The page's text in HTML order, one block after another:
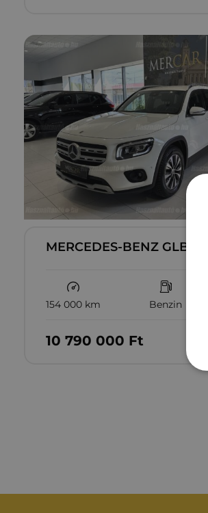
MERCEDES-BENZ GLB 250
154 000 km Benzin
10‏‏‎ ‎790‏‏‎ ‎000 Ft